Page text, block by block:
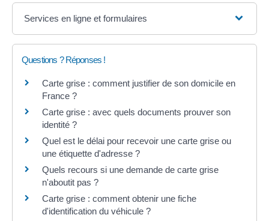
Services en ligne et formulaires
Questions ? Réponses !
Carte grise : comment justifier de son domicile en
France ?
Carte grise : avec quels documents prouver son
identité ?
Quel est le délai pour recevoir une carte grise ou
une étiquette d'adresse ?
Quels recours si une demande de carte grise
n'aboutit pas ?
Carte grise : comment obtenir une fiche
d'identification du véhicule ?